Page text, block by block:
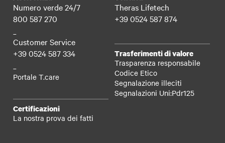
Numero verde 24/7
800 587 270
Customer Service
+39 0524 587 334
Portale T.care
Theras Lifetech
+39 0524 587 874
Certificazioni
La nostra prova dei fatti
Trasferimenti di valore
Trasparenza responsabile
Codice Etico
Segnalazione illeciti
Segnalazioni Uni:Pdr125